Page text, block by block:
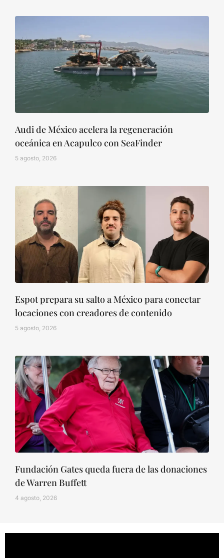
Audi de México acelera la regeneración
oceánica en Acapulco con SeaFinder
5 agosto, 2026
Espot prepara su salto a México para conectar
locaciones con creadores de contenido
5 agosto, 2026
Fundación Gates queda fuera de las donaciones
de Warren Buffett
4 agosto, 2026